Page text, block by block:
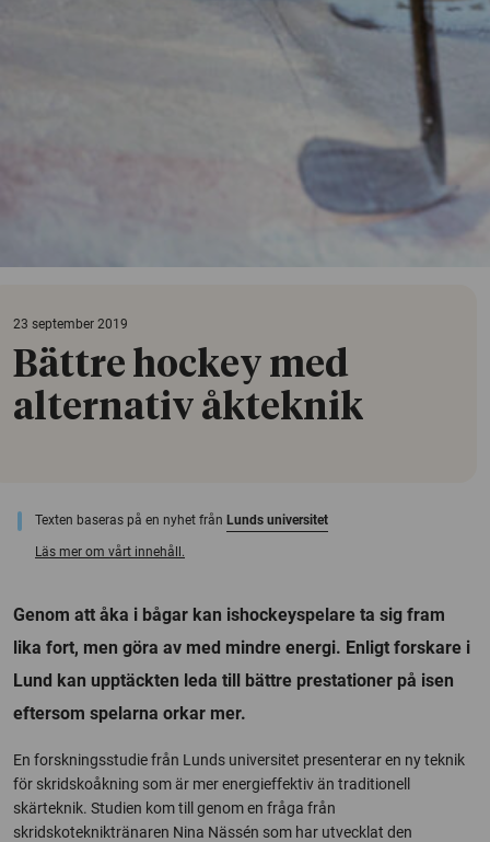
23 september 2019
Bättre hockey med
alternativ åkteknik
Texten baseras på en nyhet från Lunds universitet
Läs mer om vårt innehåll.
Genom att åka i bågar kan ishockeyspelare ta sig fram
lika fort, men göra av med mindre energi. Enligt forskare i
Lund kan upptäckten leda till bättre prestationer på isen
eftersom spelarna orkar mer.
En forskningsstudie från Lunds universitet presenterar en ny teknik
för skridskoåkning som är mer energieffektiv än traditionell
skärteknik. Studien kom till genom en fråga från
skridskotekniktränaren Nina Nässén som har utvecklat den